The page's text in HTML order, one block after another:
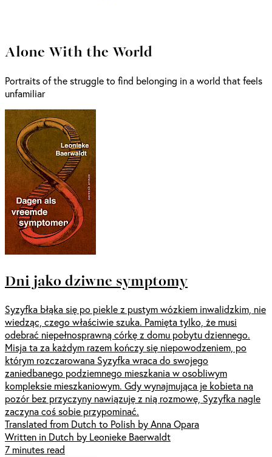
Alone With the World
Portraits of the struggle to find belonging in a world that feels
unfamiliar
Dni jako dziwne symptomy
Syzyfka błąka się po piekle z pustym wózkiem inwalidzkim, nie
wiedząc, czego właściwie szuka. Pamięta tylko, że musi
odebrać niepełnosprawną córkę z domu pobytu dziennego.
Misja ta za każdym razem kończy się niepowodzeniem, po
którym rozczarowana Syzyfka wraca do swojego
zaniedbanego podziemnego mieszkania w osobliwym
kompleksie mieszkaniowym. Gdy wynajmująca je kobieta na
pozór bez przyczyny nawiązuję z nią rozmowę, Syzyfka nagle
zaczyna coś sobie przypominać.
Translated from Dutch to Polish by Anna Opara
Written in Dutch by Leonieke Baerwaldt
7 minutes read